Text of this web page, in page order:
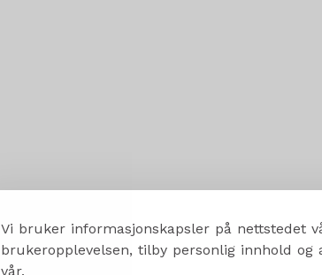
Vi bruker informasjonskapsler på nettstedet
brukeropplevelsen, tilby personlig innhold og
vår.